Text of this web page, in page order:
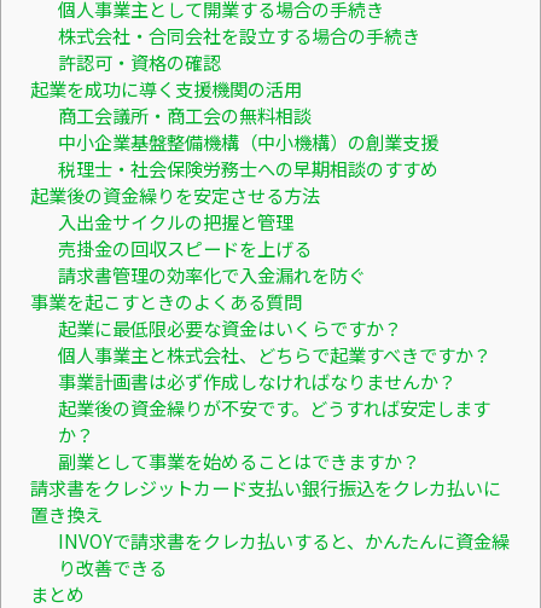
個人事業主として開業する場合の手続き
株式会社・合同会社を設立する場合の手続き
許認可・資格の確認
起業を成功に導く支援機関の活用
商工会議所・商工会の無料相談
中小企業基盤整備機構（中小機構）の創業支援
税理士・社会保険労務士への早期相談のすすめ
起業後の資金繰りを安定させる方法
入出金サイクルの把握と管理
売掛金の回収スピードを上げる
請求書管理の効率化で入金漏れを防ぐ
事業を起こすときのよくある質問
起業に最低限必要な資金はいくらですか？
個人事業主と株式会社、どちらで起業すべきですか？
事業計画書は必ず作成しなければなりませんか？
起業後の資金繰りが不安です。どうすれば安定します
か？
副業として事業を始めることはできますか？
請求書をクレジットカード支払い銀行振込をクレカ払いに
置き換え
INVOYで請求書をクレカ払いすると、かんたんに資金繰
り改善できる
まとめ